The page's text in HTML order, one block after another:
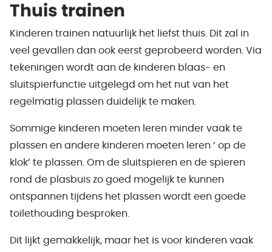
Thuis trainen
Kinderen trainen natuurlijk het liefst thuis. Dit zal in
veel gevallen dan ook eerst geprobeerd worden. Via
tekeningen wordt aan de kinderen blaas- en
sluitspierfunctie uitgelegd om het nut van het
regelmatig plassen duidelijk te maken.
Sommige kinderen moeten leren minder vaak te
plassen en andere kinderen moeten leren ‘ op de
klok’ te plassen. Om de sluitspieren en de spieren
rond de plasbuis zo goed mogelijk te kunnen
ontspannen tijdens het plassen wordt een goede
toilethouding besproken.
Dit lijkt gemakkelijk, maar het is voor kinderen vaak